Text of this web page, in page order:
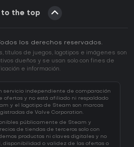
to the top
los derechos reservados.
títulos de juegos, logotipos e imágenes son
dueños y se usan solo con fines de
e información.
servicio independiente de comparación
ofertas y no está afiliado ni respaldado
y el logotipo de Steam son marcas
de Valve Corporation.
públicamente de Steam y
de tiendas de terceros solo con
productos ni claves digitales y no
disponibilidad o validez de las ofertas o